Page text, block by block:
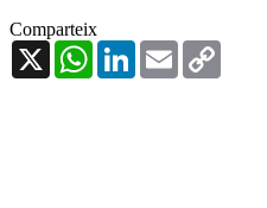
Comparteix
X
WhatsAppLinkedInEmail